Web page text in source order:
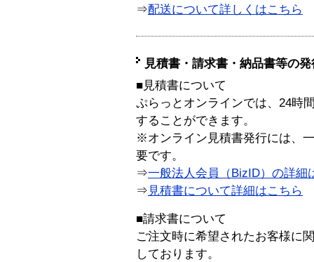
⇒配送について詳しくはこちら
見積書・請求書・納品書等の
■見積書について
ぷらっとオンラインでは、24時
することができます。
※オンライン見積書発行には、
要です。
⇒一般法人会員（BizID）の詳細
⇒ 見積書について詳細はこちら
■請求書について
ご注文時に希望されたお客様に
しております。